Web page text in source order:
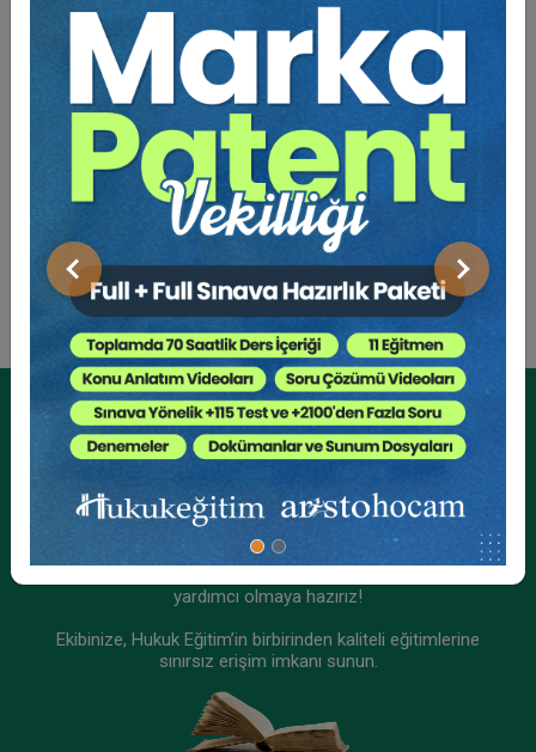
Önceki Sonraki
Fikri Mülkiyet Hukuku - IV. Ticaret Hukuku
Kongresi - XI. Oturum
360 TL Sepete Ekle
Tüketici Hukuku Enstitüsü
Sigorta Hukuku - IV. Ticaret Hukuku Kongresi -
Eğitmen Hakkında
Sosyal Medya
Kurumsal Üyelikler İçin
Kurumsal Teklif Alın
yardımcı olmaya hazırız!
Ekibinize, Hukuk Eğitim’in birbirinden kaliteli eğitimlerine
sınırsız erişim imkanı sunun.